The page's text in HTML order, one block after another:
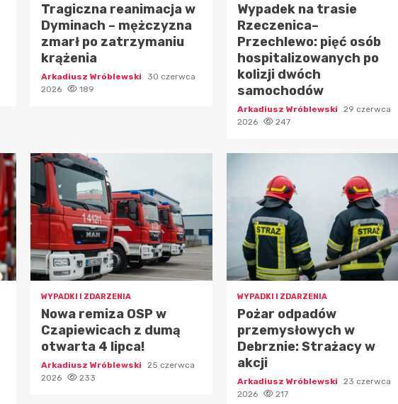
Tragiczna reanimacja w
Dyminach – mężczyzna
zmarł po zatrzymaniu
krążenia
Arkadiusz Wróblewski
30 czerwca
2026
189
Wypadek na trasie
Rzeczenica–
Przechlewo: pięć osób
hospitalizowanych po
kolizji dwóch
samochodów
Arkadiusz Wróblewski
29 czerwca
2026
247
WYPADKI I ZDARZENIA
Nowa remiza OSP w
Czapiewicach z dumą
otwarta 4 lipca!
Arkadiusz Wróblewski
25 czerwca
2026
233
WYPADKI I ZDARZENIA
Pożar odpadów
przemysłowych w
Debrznie: Strażacy w
akcji
Arkadiusz Wróblewski
23 czerwca
2026
217